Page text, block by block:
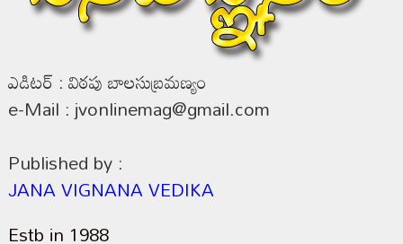
ఎడిటర్ : విఠపు బాలసుబ్రమణ్యం
e-Mail : jvonlinemag@gmail.com
Published by :
JANA VIGNANA VEDIKA
Estb in 1988